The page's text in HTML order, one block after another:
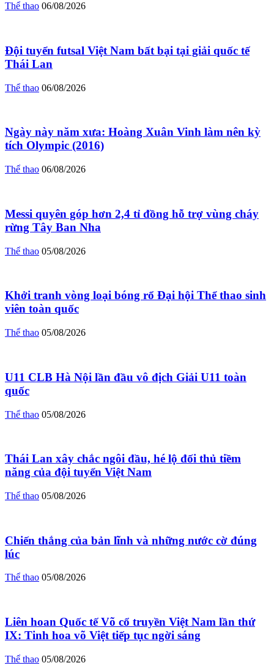
Thể thao 06/08/2026
Đội tuyển futsal Việt Nam bất bại tại giải quốc tế
Thái Lan
Thể thao 06/08/2026
Ngày này năm xưa: Hoàng Xuân Vinh làm nên kỳ
tích Olympic (2016)
Thể thao 06/08/2026
Messi quyên góp hơn 2,4 tỉ đồng hỗ trợ vùng cháy
rừng Tây Ban Nha
Thể thao 05/08/2026
Khởi tranh vòng loại bóng rổ Đại hội Thể thao sinh
viên toàn quốc
Thể thao 05/08/2026
U11 CLB Hà Nội lần đầu vô địch Giải U11 toàn
quốc
Thể thao 05/08/2026
Thái Lan xây chắc ngôi đầu, hé lộ đối thủ tiềm
năng của đội tuyển Việt Nam
Thể thao 05/08/2026
Chiến thắng của bản lĩnh và những nước cờ đúng
lúc
Thể thao 05/08/2026
Liên hoan Quốc tế Võ cổ truyền Việt Nam lần thứ
IX: Tinh hoa võ Việt tiếp tục ngời sáng
Thể thao 05/08/2026